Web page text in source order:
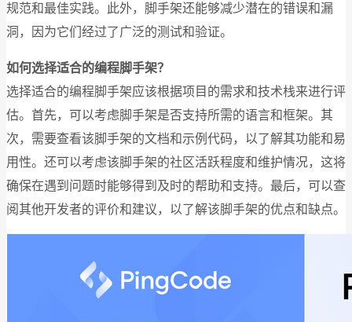
规范和最佳实践。此外，脚手架还能够减少潜在的错误和漏
洞，因为它们经过了广泛的测试和验证。
如何选择适合的编程脚手架？
选择适合的编程脚手架应该根据项目的需求和技术栈来进行评
估。首先，可以考虑脚手架是否支持所需的语言和框架。其
次，需要查看该脚手架的文档和示例代码，以了解其功能和易
用性。还可以考虑该脚手架的社区活跃程度和维护情况，这将
确保在遇到问题时能够得到及时的帮助和支持。最后，可以查
阅其他开发者的评价和建议，以了解该脚手架的优点和缺点。